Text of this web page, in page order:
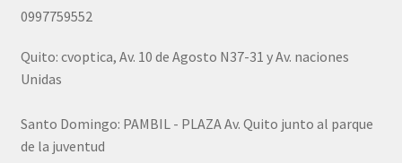
0997759552
Quito: cvoptica, Av. 10 de Agosto N37-31 y Av. naciones
Unidas
Santo Domingo: PAMBIL - PLAZA Av. Quito junto al parque
de la juventud